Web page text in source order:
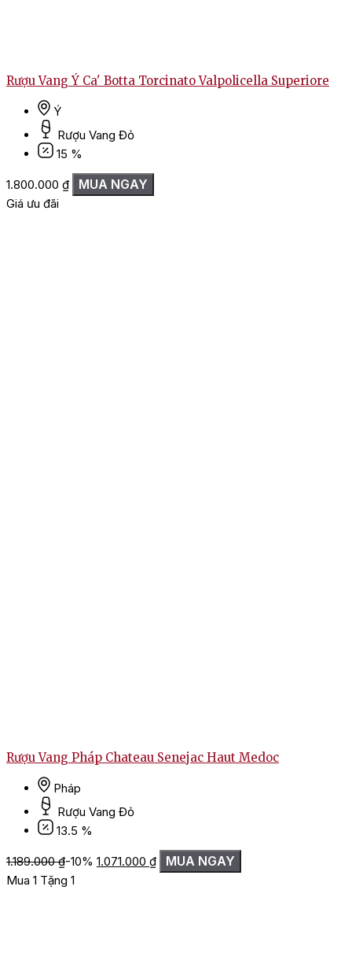
Rượu Vang Ý Ca' Botta Torcinato Valpolicella Superiore
Ý
Rượu Vang Đỏ
15 %
1.800.000 ₫ MUA NGAY
Giá ưu đãi
Rượu Vang Pháp Chateau Senejac Haut Medoc
Pháp
Rượu Vang Đỏ
13.5 %
1.189.000₫-10% Giá
gốc
1.071.000 ₫Giá
hiện
MUA NGAY
Mua 1 Tặng 1